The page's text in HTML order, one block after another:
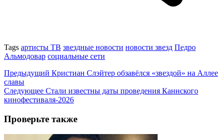
Tags артисты ТВ звездные новости новости звезд Педро
Альмодовар социальные сети
Предыдущий Кристиан Слэйтер обзавёлся «звездой» на Аллее
славы
Следующее Стали известны даты проведения Каннского
кинофестиваля-2026
Проверьте также